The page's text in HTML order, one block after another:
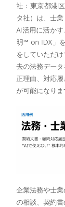
社：東京都港
タ社）は、士
AI活用に活か
明™︎ on IDX」
をしていただ
去の法務デー
正理由、対応
が可能になりま
企業法務や士
の相談、契約